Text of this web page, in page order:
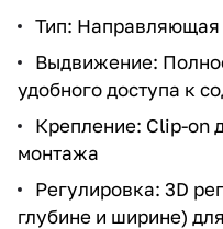
Тип: Направляющая
Выдвижение:
удобного доступа к
Крепление: Clip-on
монтажа
Регулировка: 3D
глубине и ширине)